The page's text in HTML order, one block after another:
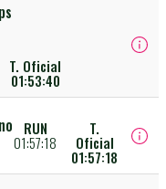
T. Oficial
01:53:40
RUN
01:57:18
T.
Oficial
01:57:18